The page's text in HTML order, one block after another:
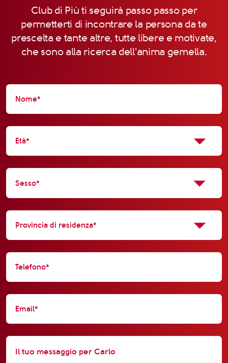
Club di Più ti seguirà passo passo per
permetterti di incontrare la persona da te
prescelta e tante altre, tutte libere e motivate,
che sono alla ricerca dell'anima gemella.